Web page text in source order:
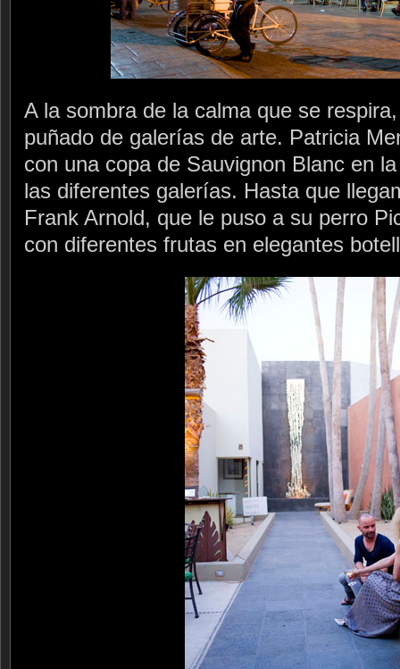
A la sombra de la calma que se
puñado de galerías de arte. Patricia
con una copa de Sauvignon Blanc en
las diferentes galerías. Hasta que
Frank Arnold, que le puso a su perro
con diferentes frutas en elegantes